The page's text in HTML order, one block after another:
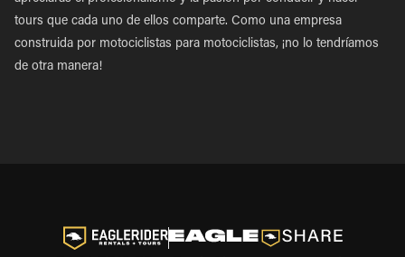
tours que cada uno de ellos comparte. Como una empresa
construida por motociclistas para motociclistas, ¡no lo tendríamos
de otra manera!